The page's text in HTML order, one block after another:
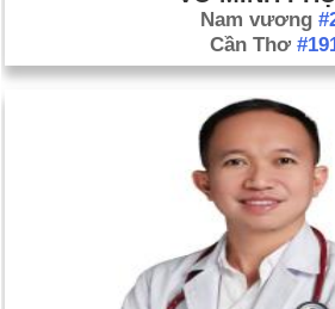
Nam vương
Cần Thơ